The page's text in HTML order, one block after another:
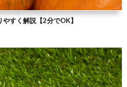
やすく解説【2分でOK】